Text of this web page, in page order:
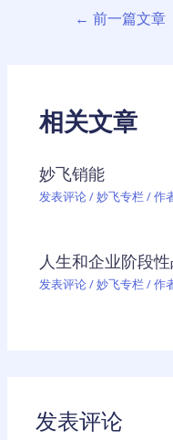
← 前一篇文章
相关文章
妙飞销能
发表评论/妙飞专栏/ 作
人生和企业阶段
发表评论/妙飞专栏/ 作
发表评论